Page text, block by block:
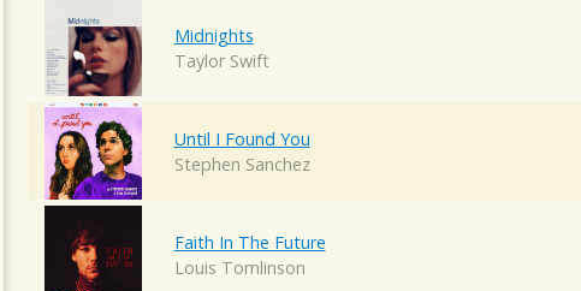
Midnights
Taylor Swift
Until I Found You
Stephen Sanchez
Faith In The Future
Louis Tomlinson